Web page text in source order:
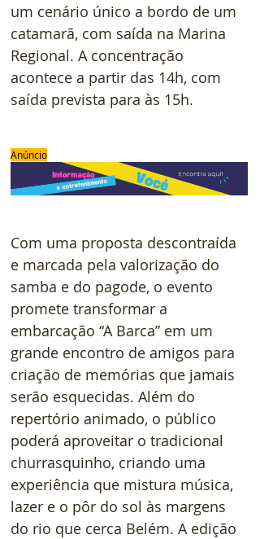
um cenário único a bordo de um
catamarã, com saída na Marina
Regional. A concentração
acontece a partir das 14h, com
saída prevista para às 15h.
Anúncio
Com uma proposta descontraída
e marcada pela valorização do
samba e do pagode, o evento
promete transformar a
embarcação “A Barca” em um
grande encontro de amigos para
criação de memórias que jamais
serão esquecidas. Além do
repertório animado, o público
poderá aproveitar o tradicional
churrasquinho, criando uma
experiência que mistura música,
lazer e o pôr do sol às margens
do rio que cerca Belém. A edição